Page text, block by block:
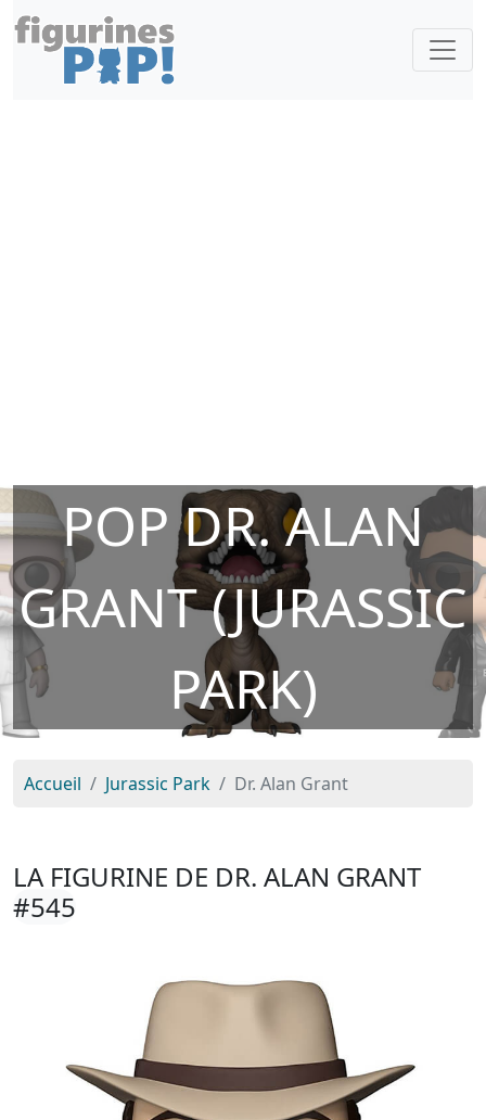
POP DR. ALAN
GRANT (JURASSIC
PARK)
Accueil Jurassic Park Dr. Alan Grant
LA FIGURINE DE DR. ALAN GRANT
#545